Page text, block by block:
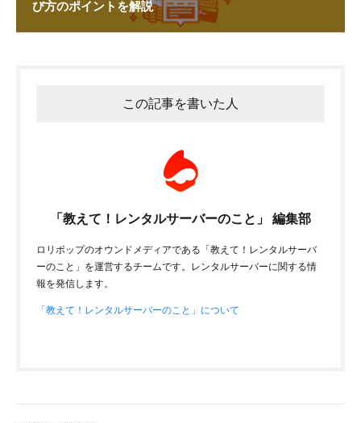
び方のポイントを解説
この記事を書いた人
「教えて！レンタルサーバーのこと」 編集部
ロリポップのオウンドメディアである「教えて！レンタルサーバ
ーのこと」を運営するチームです。レンタルサーバーに関する情
報を発信します。
「教えて！レンタルサーバーのこと」について